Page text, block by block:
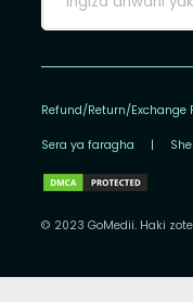
Refund/Return/Exchange
Sera ya faragha |
© 2023 GoMedii. Haki